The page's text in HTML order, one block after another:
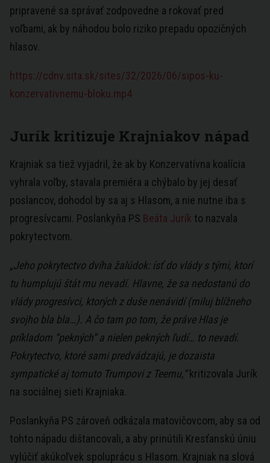
pripravené sa správať zodpovedne a rokovať pred
voľbami, ak by náhodou bolo riziko prepadu opozičných
hlasov.
https://cdnv.sita.sk/sites/32/2026/06/sipos-ku-
konzervativnemu-bloku.mp4
Jurík kritizuje Krajniakov nápad
Krajniak sa tiež vyjadril, že ak by Konzervatívna koalícia
vyhrala voľby, stavala premiéra a chýbalo by jej desať
poslancov, dohodol by sa aj s Hlasom, a nie nutne iba s
progresívcami. Poslankyňa PS Beáta Jurík to nazvala
pokrytectvom.
„Jeho pokrytectvo dvíha žalúdok: ísť do vlády s tými, ktorí
tu humplujú štát mu nevadí. Hlavne, že sa nedostanú do
vlády progresívci, ktorých z duše nenávidí (miluj blížneho
svojho bla bla…). A čo tam po tom, že práve Hlas je
príkladom “pekných” a nielen pekných ľudí… to nevadí.
Pokrytectvo, ktoré sami predvádzajú, je dozaista
sympatické aj tomuto Trumpovi z Teemu,“kritizovala Jurík
na sociálnej sieti Krajniaka.
Poslankyňa PS zároveň odkázala matovičovcom, aby sa od
tohto nápadu dištancovali, a aby prinútili Kresťanskú úniu
vylúčiť akúkoľvek spoluprácu s Hlasom. Krajniak na slová